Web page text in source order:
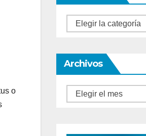
o
Categorías
Archivos
Archivos